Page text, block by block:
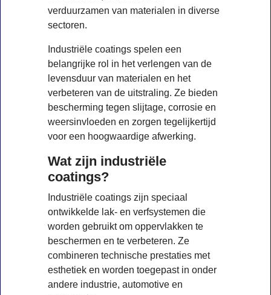
verduurzamen van materialen in diverse
sectoren.
Industriële coatings spelen een
belangrijke rol in het verlengen van de
levensduur van materialen en het
verbeteren van de uitstraling. Ze bieden
bescherming tegen slijtage, corrosie en
weersinvloeden en zorgen tegelijkertijd
voor een hoogwaardige afwerking.
Wat zijn industriële
coatings?
Industriële coatings zijn speciaal
ontwikkelde lak- en verfsystemen die
worden gebruikt om oppervlakken te
beschermen en te verbeteren. Ze
combineren technische prestaties met
esthetiek en worden toegepast in onder
andere industrie, automotive en